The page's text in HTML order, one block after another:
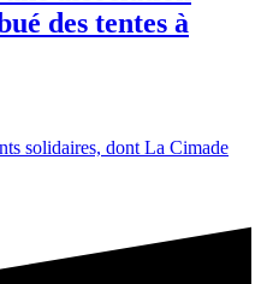
des tentes à
solidaires, dont La Cimade